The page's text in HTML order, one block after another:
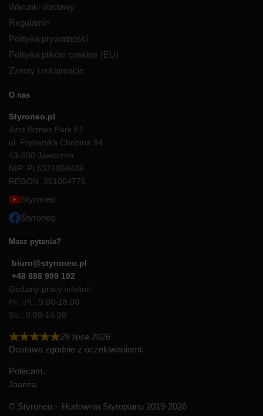
Warunki dostawy
Regulamin
Polityka prywatności
Polityka plików cookies (EU)
Zwroty i reklamacje
O nas
Styroneo.pl
Azot Biznes Park F1
ul. Fryderyka Chopina 94
43-600 Jaworzno
NIP: PL6321858439
REGON: 361064776
Styroneo
Styroneo
Masz pytania?
biuro@styroneo.pl
+48 888 999 192
Godziny pracy infolinii:
Pn.-Pt.: 9:00-18:00
So.: 9:00-14:00
28 lipca 2026
Dostawa zgodnie z oczekiwaniami.
Polecam.
Joanna
© Styroneo – Hurtownia Styropianu 2019-2026